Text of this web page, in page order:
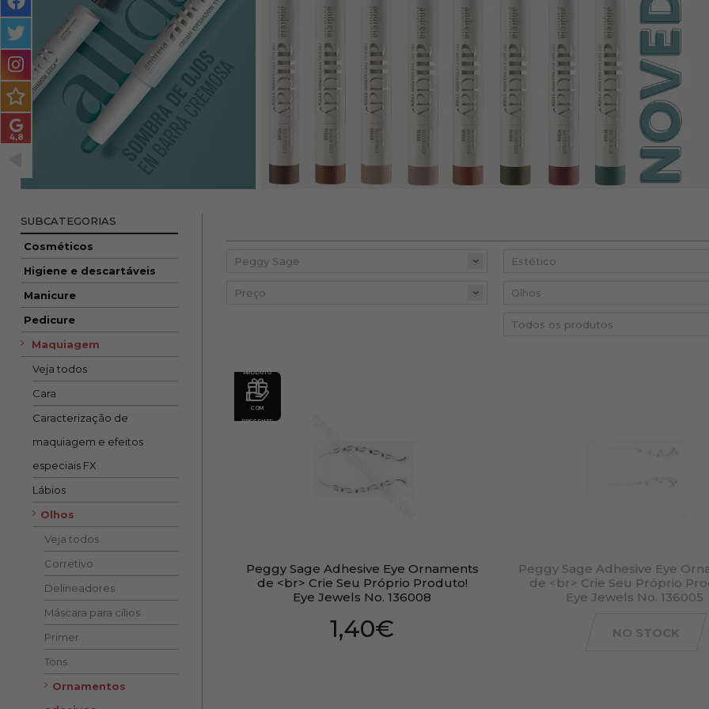
MASCULINO
MÉTODO
ENCARACOLADO
PACOTES DE PRESENTE
OUTLET
SUBCATEGORIAS
Cosméticos
Higiene e descartáveis
Manicure
Pedicure
Maquiagem
Veja todos
Cara
Caracterização de
maquiagem e efeitos
especiais FX
Lábios
Olhos
Veja todos
Corretivo
Delineadores
Máscara para cílios
Primer
Tons
Ornamentos
Preço
PRODUTO
COM
PRESENTE
Peggy Sage Adhesive Eye Ornaments
de <br> Crie Seu Próprio Produto!
Eye Jewels No. 136008
1,40€
Peggy Sage Adhesive Eye
de <br> Crie Seu Próprio
Eye Jewels No. 136005
NO STOCK